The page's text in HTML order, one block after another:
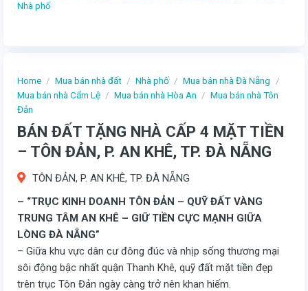
Home / Mua bán nhà đất / Nhà phố / Mua bán nhà Đà Nẵng
/
Mua bán nhà Cẩm Lệ / Mua bán nhà Hòa An / Mua bán nhà Tôn
Đản
BÁN ĐẤT TẶNG NHÀ CẤP 4 MẶT TIỀN
– TÔN ĐẢN, P. AN KHÊ, TP. ĐÀ NẴNG
TÔN ĐẢN, P. AN KHÊ, TP. ĐÀ NẴNG
– “TRỤC KINH DOANH TÔN ĐẢN – QUỸ ĐẤT VÀNG
TRUNG TÂM AN KHÊ – GIỮ TIỀN CỰC MẠNH GIỮA
LÒNG ĐÀ NẴNG”
– Giữa khu vực dân cư đông đúc và nhịp sống thương mại
sôi động bậc nhất quận Thanh Khê, quỹ đất mặt tiền đẹp
trên trục Tôn Đản ngày càng trở nên khan hiếm.
Nhà phố